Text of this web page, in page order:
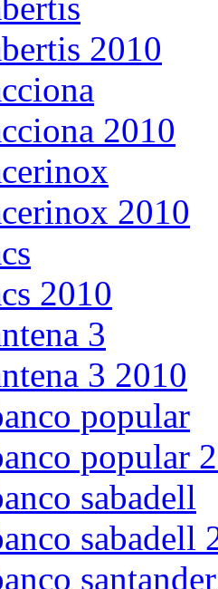
2010
2010
2010
2010
3
3 2010
popular
popular
sabadell
sabadell
santander